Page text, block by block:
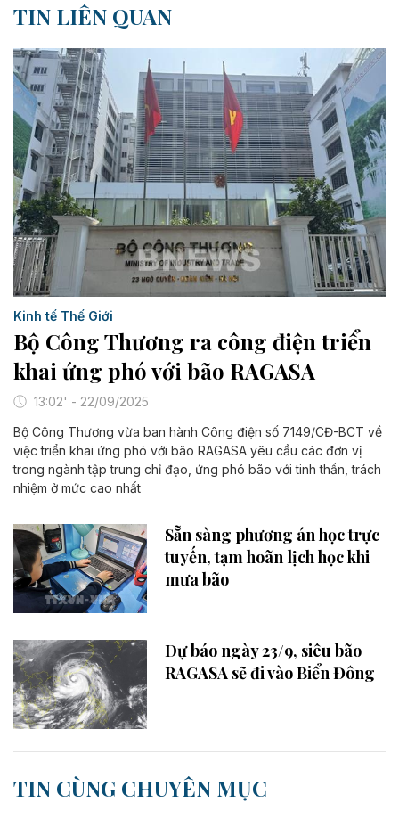
TIN LIÊN QUAN
Kinh tế Thế Giới
Bộ Công Thương ra công điện triển
khai ứng phó với bão RAGASA
13:02' - 22/09/2025
Bộ Công Thương vừa ban hành Công điện số 7149/CĐ-BCT về
việc triển khai ứng phó với bão RAGASA yêu cầu các đơn vị
trong ngành tập trung chỉ đạo, ứng phó bão với tinh thần, trách
nhiệm ở mức cao nhất
Sẵn sàng phương án học trực
tuyến, tạm hoãn lịch học khi
mưa bão
Dự báo ngày 23/9, siêu bão
RAGASA sẽ đi vào Biển Đông
TIN CÙNG CHUYÊN MỤC